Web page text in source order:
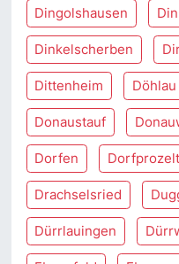
Dingolshausen
Dinkelscherben
Dittenheim Döhlau
Donaustauf
Dorfen
Drachselsried
Dürrlauingen